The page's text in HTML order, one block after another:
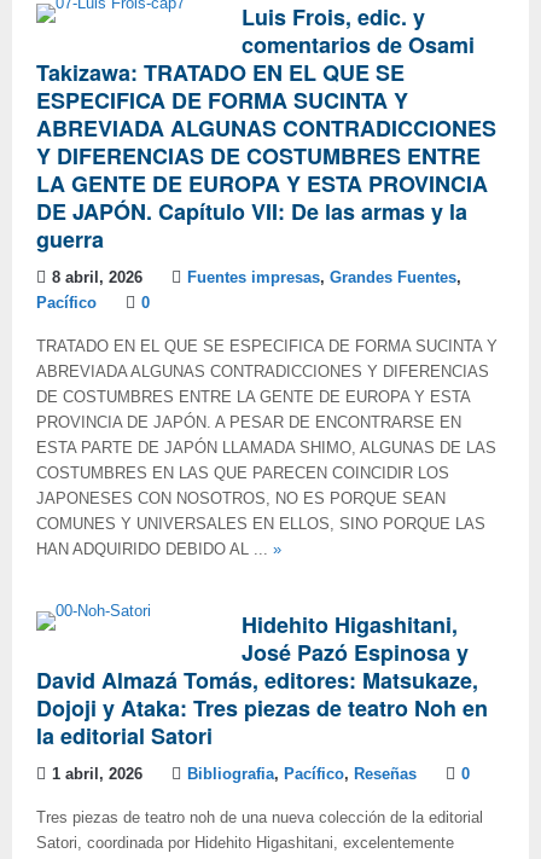
Luis Frois, edic. y
comentarios de Osami
Takizawa: TRATADO EN EL QUE SE
ESPECIFICA DE FORMA SUCINTA Y
ABREVIADA ALGUNAS CONTRADICCIONES
Y DIFERENCIAS DE COSTUMBRES ENTRE
LA GENTE DE EUROPA Y ESTA PROVINCIA
DE JAPÓN. Capítulo VII: De las armas y la
guerra
8 abril, 2026 Fuentes impresas, Grandes Fuentes,
Pacífico
0
TRATADO EN EL QUE SE ESPECIFICA DE FORMA SUCINTA Y
ABREVIADA ALGUNAS CONTRADICCIONES Y DIFERENCIAS
DE COSTUMBRES ENTRE LA GENTE DE EUROPA Y ESTA
PROVINCIA DE JAPÓN. A PESAR DE ENCONTRARSE EN
ESTA PARTE DE JAPÓN LLAMADA SHIMO, ALGUNAS DE LAS
COSTUMBRES EN LAS QUE PARECEN COINCIDIR LOS
JAPONESES CON NOSOTROS, NO ES PORQUE SEAN
COMUNES Y UNIVERSALES EN ELLOS, SINO PORQUE LAS
HAN ADQUIRIDO DEBIDO AL ... »
Hidehito Higashitani,
José Pazó Espinosa y
David Almazá Tomás, editores: Matsukaze,
Dojoji y Ataka: Tres piezas de teatro Noh en
la editorial Satori
1 abril, 2026 Bibliografia, Pacífico, Reseñas 0
Tres piezas de teatro noh de una nueva colección de la editorial
Satori, coordinada por Hidehito Higashitani, excelentemente